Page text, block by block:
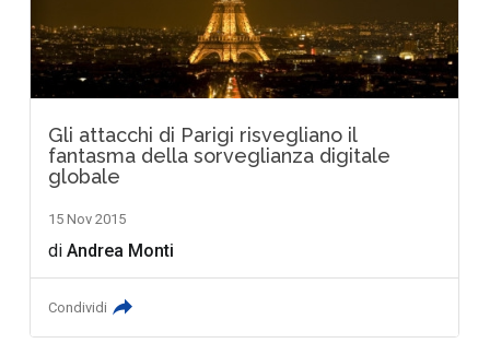
Gli attacchi di Parigi risvegliano il
fantasma della sorveglianza digitale
globale
15 Nov 2015
diAndrea Monti
Condividi